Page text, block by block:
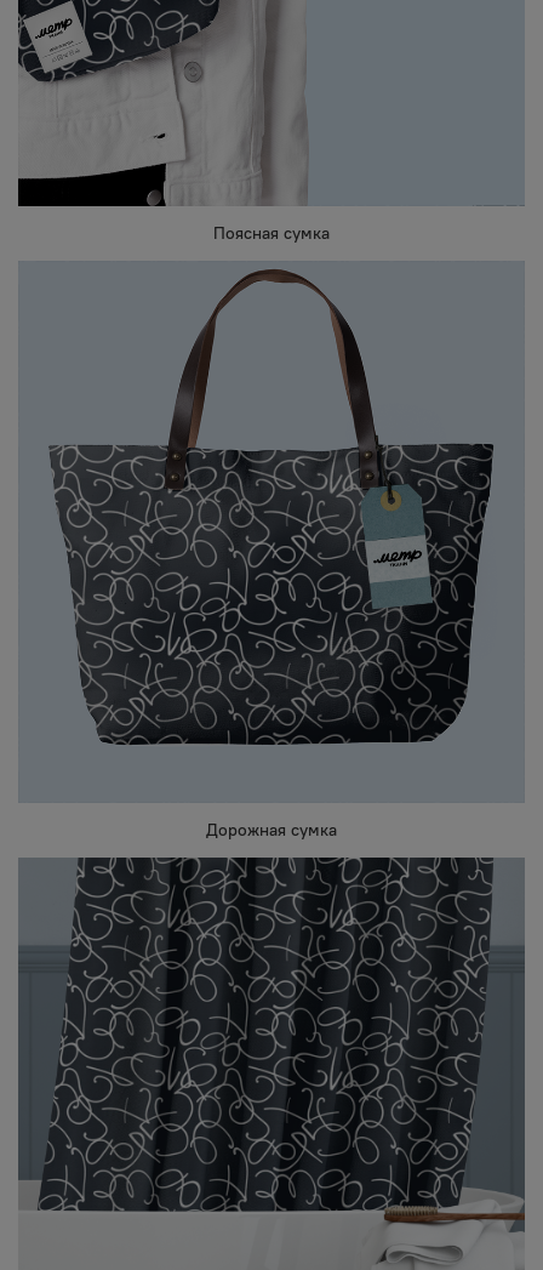
Поясная сумка
Дорожная сумка